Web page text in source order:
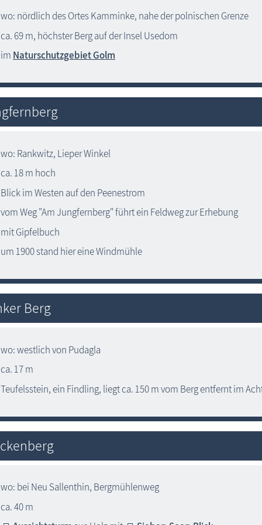
wo: nördlich des Ortes Kamminke, nahe der polnischen Grenze
ca. 69 m, höchster Berg auf der Insel Usedom
im Naturschutzgebiet Golm
wo: Rankwitz, Lieper Winkel
ca. 18 m hoch
Blick im Westen auf den Peenestrom
vom Weg "Am Jungfernberg" führt ein Feldweg zur Erhebung
mit Gipfelbuch
um 1900 stand hier eine Windmühle
Berg
wo: westlich von Pudagla
ca. 17 m
Teufelsstein, ein Findling, liegt ca. 150 m vom Berg entfernt im
wo: bei Neu Sallenthin, Bergmühlenweg
ca. 40 m